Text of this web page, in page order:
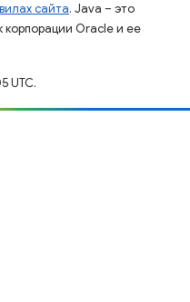
сайта. Java – это
корпорации Oracle и ее
UTC.